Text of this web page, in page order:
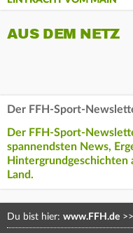
AUS DEM NETZ
Der FFH-Sport-
Der FFH-Sport-
spannendsten News,
Hintergrundgeschichten
Land.
Du bist hier: www.FFH.de